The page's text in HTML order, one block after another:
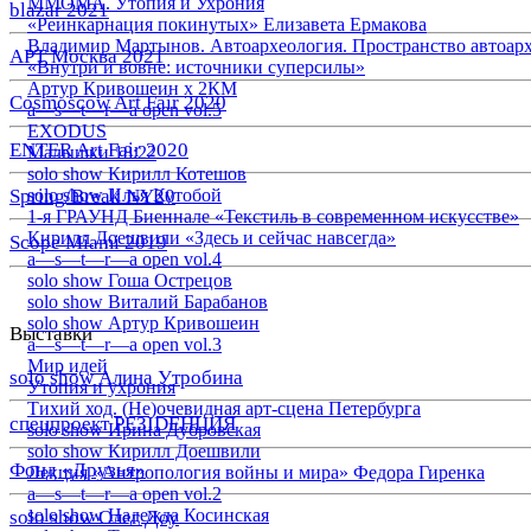
blazar 2021
АРТ Москва 2021
Cosmoscow Art Fair 2020
ENTER Art Fair 2020
Spring/Break NY20
Scope Miami 2019
Выставки
solo show Алина Утробина
спецпроект РЕЗIDЕНЦИЯ
Фонд «Друзья»
solo show Олег Доу
«Реинкарнация покинутых» Елизавета Ермакова
Владимир Мартынов. Автоархеология. Пространство
«Внутри и вовне: источники суперсилы»
Артур Кривошеин х 2КМ
a—s—t—r—a open vol.5
EXODUS
Малышки 18:22
solo show Кирилл Котешов
solo show Илья Кутобой
1-я ГРАУНД Биеннале «Текстиль в современном искусстве»
Кирилл Доешвили «Здесь и сейчас навсегда»
a—s—t—r—a open vol.4
solo show Гоша Острецов
solo show Виталий Барабанов
solo show Артур Кривошеин
a—s—t—r—a open vol.3
Мир идей
Утопия и ухрония
Тихий ход. (Не)очевидная арт-сцена Петербурга
solo show Ирина Дубровская
solo show Кирилл Доешвили
Лекция «Антропология войны и мира» Федора Гиренка
a—s—t—r—a open vol.2
solo show Надежда Косинская